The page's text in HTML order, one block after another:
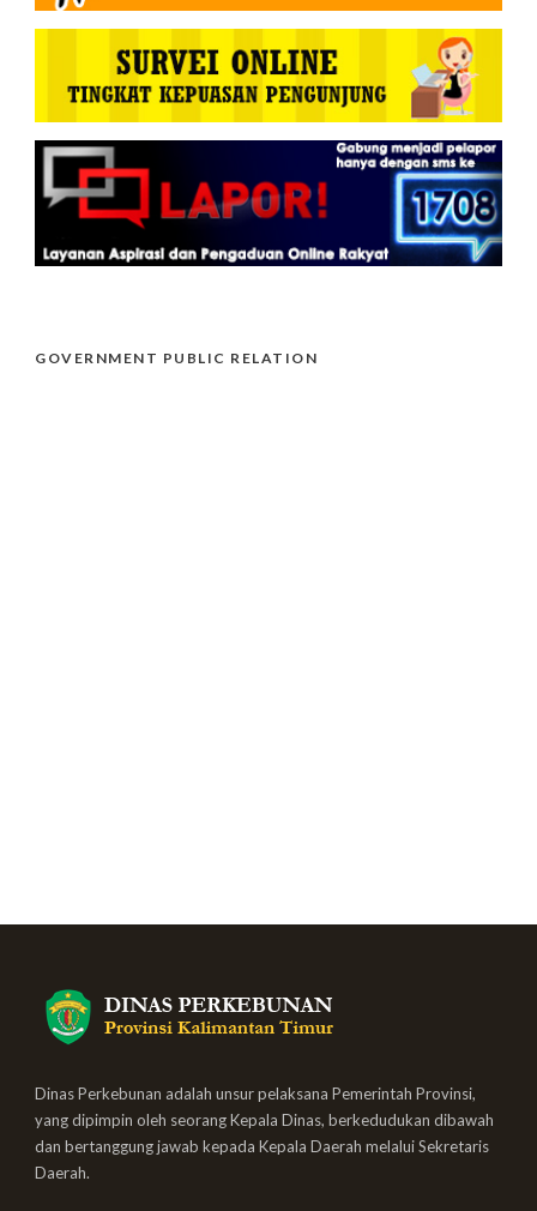
GOVERNMENT PUBLIC RELATION
Dinas Perkebunan adalah unsur pelaksana Pemerintah Provinsi,
yang dipimpin oleh seorang Kepala Dinas, berkedudukan dibawah
dan bertanggung jawab kepada Kepala Daerah melalui Sekretaris
Daerah.